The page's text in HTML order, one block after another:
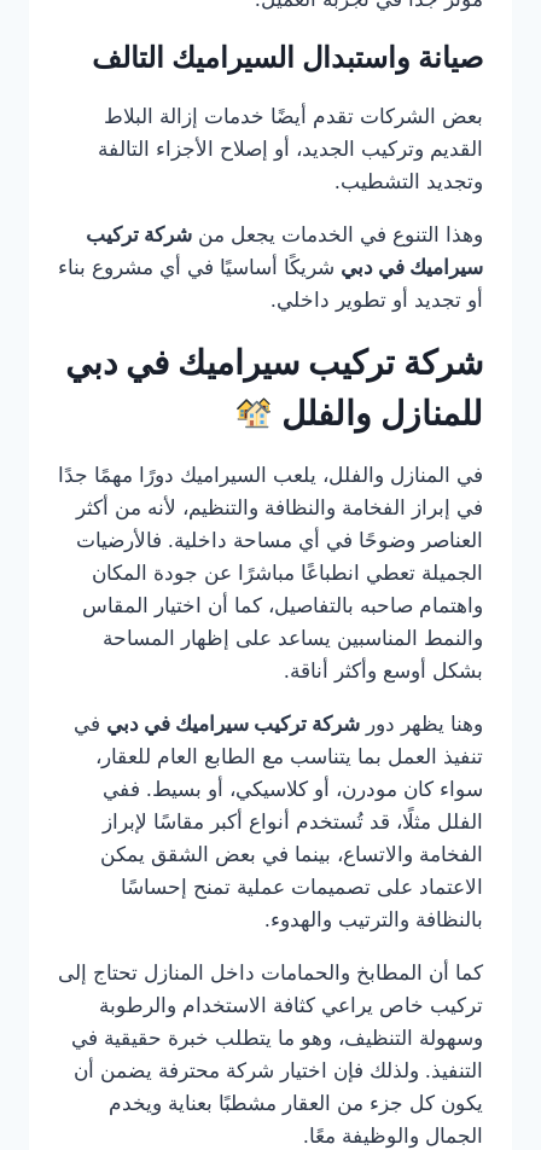
صيانة واستبدال السيراميك التالف
بعض الشركات تقدم أيضًا خدمات إزالة البلاط
القديم وتركيب الجديد، أو إصلاح الأجزاء التالفة
وتجديد التشطيب.
وهذا التنوع في الخدمات يجعل من شركة تركيب
سيراميك في دبي شريكًا أساسيًا في أي مشروع بناء
أو تجديد أو تطوير داخلي.
شركة تركيب سيراميك في دبي
للمنازل والفلل
في المنازل والفلل، يلعب السيراميك دورًا مهمًا جدًا
في إبراز الفخامة والنظافة والتنظيم، لأنه من أكثر
العناصر وضوحًا في أي مساحة داخلية. فالأرضيات
الجميلة تعطي انطباعًا مباشرًا عن جودة المكان
واهتمام صاحبه بالتفاصيل، كما أن اختيار المقاس
والنمط المناسبين يساعد على إظهار المساحة
بشكل أوسع وأكثر أناقة.
وهنا يظهر دور شركة تركيب سيراميك في دبي في
تنفيذ العمل بما يتناسب مع الطابع العام للعقار،
سواء كان مودرن، أو كلاسيكي، أو بسيط. ففي
الفلل مثلًا، قد تُستخدم أنواع أكبر مقاسًا لإبراز
الفخامة والاتساع، بينما في بعض الشقق يمكن
الاعتماد على تصميمات عملية تمنح إحساسًا
بالنظافة والترتيب والهدوء.
كما أن المطابخ والحمامات داخل المنازل تحتاج إلى
تركيب خاص يراعي كثافة الاستخدام والرطوبة
وسهولة التنظيف، وهو ما يتطلب خبرة حقيقية في
التنفيذ. ولذلك فإن اختيار شركة محترفة يضمن أن
يكون كل جزء من العقار مشطبًا بعناية ويخدم
الجمال والوظيفة معًا.